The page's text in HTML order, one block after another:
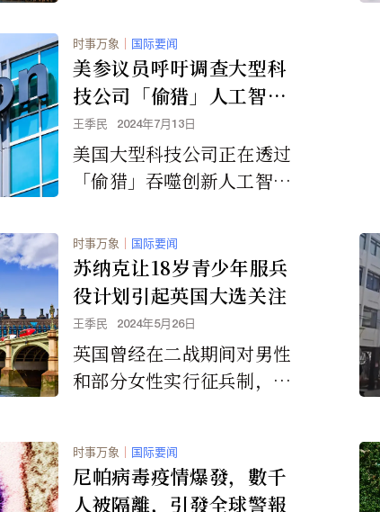
面港口罢工。
时事万象 ｜ 国际要闻
美参议员呼吁调查大型科
技公司「偷猎」人工智慧
人才
王季民 2024年7月13日
美国大型科技公司正在透过
「偷猎」吞噬创新人工智慧
美国参议员开始呼吁展开调
查。
时事万象 ｜ 国际要闻
苏纳克让18岁青少年服兵
役计划引起英国大选关注
王季民 2024年5月26日
英国曾经在二战期间对男性
和部分女性实行征兵制，并
执政的保守党党表示如果赢
得全国大选，英国所有18岁
时事万象 ｜ 国际要闻
尼帕病毒疫情爆發，數千
人被隔離，引發全球警報